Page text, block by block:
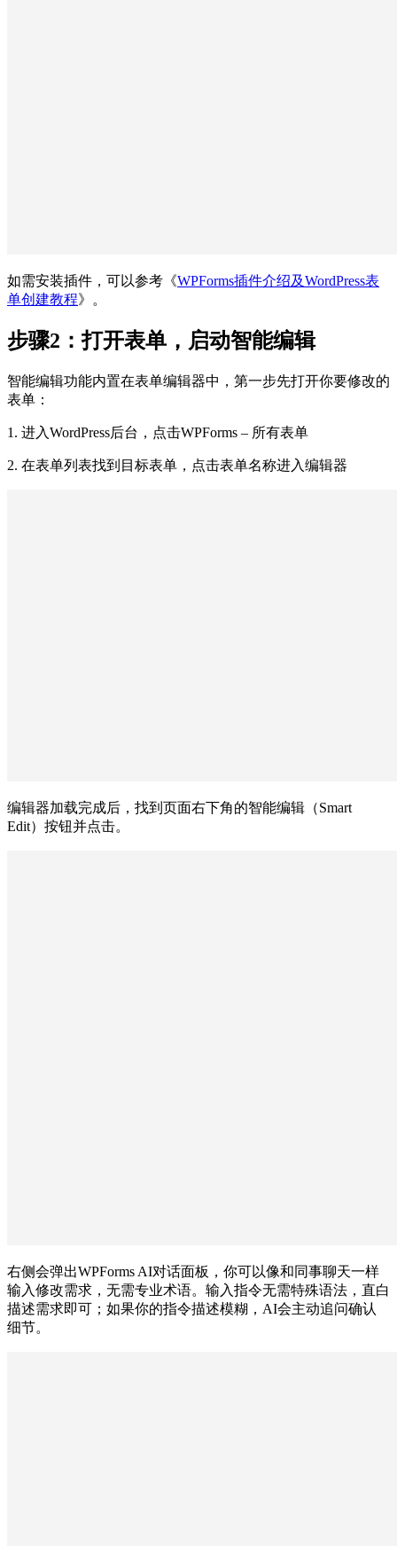
如需安装插件，可以参考《WPForms插件介绍及WordPress表
单创建教程》。
步骤2：打开表单，启动智能编辑
智能编辑功能内置在表单编辑器中，第一步先打开你要修改的
表单：
1. 进入WordPress后台，点击WPForms – 所有表单
2. 在表单列表找到目标表单，点击表单名称进入编辑器
编辑器加载完成后，找到页面右下角的智能编辑（Smart
Edit）按钮并点击。
右侧会弹出WPForms AI对话面板，你可以像和同事聊天一样
输入修改需求，无需专业术语。输入指令无需特殊语法，直白
描述需求即可；如果你的指令描述模糊，AI会主动追问确认
细节。